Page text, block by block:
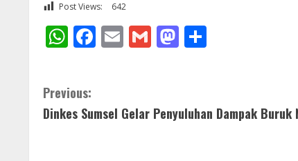
Post Views: 642
WhatsApp
Facebook
EmailGmailMastodon
C
o
Previous:
Dinkes Sumsel Gelar Penyuluhan Dampak Buruk